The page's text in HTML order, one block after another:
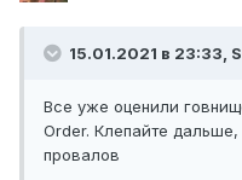
15.01.2021 в 23:33,
Все уже оценили
Order. Клепайте
провалов